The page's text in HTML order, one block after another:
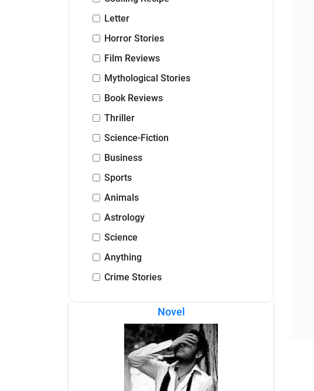
Letter
Horror Stories
Film Reviews
Mythological Stories
Book Reviews
Thriller
Science-Fiction
Business
Sports
Animals
Astrology
Science
Anything
Crime Stories
Novel